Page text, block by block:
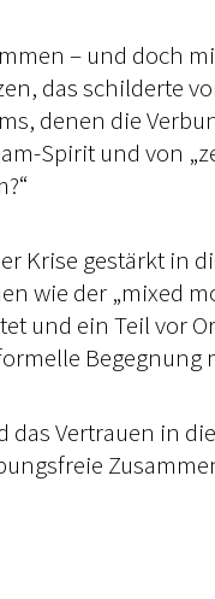
– und doch
das schilderte
denen die
Spirit und von
Krise gestärkt in
wie der „mixed
und ein Teil vor
Begegnung
Vertrauen in